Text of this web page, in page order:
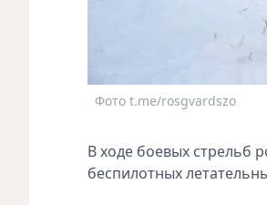
Фото t.me/rosgvardszo
В ходе боевых стрельб
беспилотных